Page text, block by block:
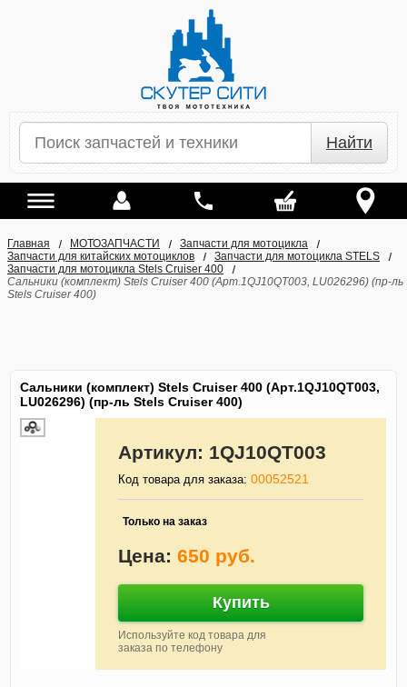
Найти
Главная МОТОЗАПЧАСТИ
Запчасти для мотоцикла
Запчасти для китайских мотоциклов
Запчасти для мотоцикла STELS
Запчасти для мотоцикла Stels Cruiser 400
Сальники (комплект) Stels Cruiser 400 (Арт.1QJ10QT003, LU026296) (пр-ль
Stels Cruiser 400)
Сальники (комплект) Stels Cruiser 400 (Арт.1QJ10QT003,
LU026296) (пр-ль Stels Cruiser 400)
Артикул: 1QJ10QT003
Код товара для заказа:00052521
Только на заказ
Цена:650 руб.
Купить
Используйте код товара для
заказа по телефону